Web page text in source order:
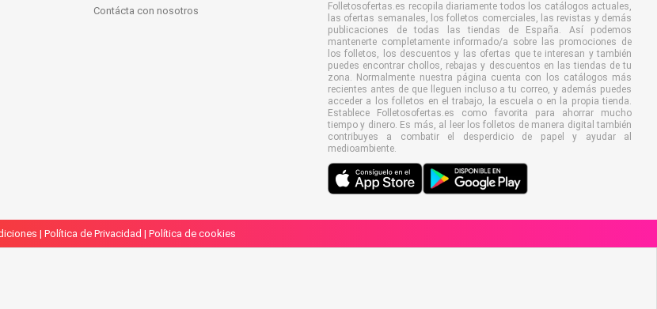
Contácta con nosotros
Folletosofertas.es recopila diariamente todos los catálogos actuales,
las ofertas semanales, los folletos comerciales, las revistas y demás
publicaciones de todas las tiendas de España. Así podemos
mantenerte completamente informado/a sobre las promociones de
los folletos, los descuentos y las ofertas que te interesan y también
puedes encontrar chollos, rebajas y descuentos en las tiendas de tu
zona. Normalmente nuestra página cuenta con los catálogos más
recientes antes de que lleguen incluso a tu correo, y además puedes
acceder a los folletos en el trabajo, la escuela o en la propia tienda.
Establece Folletosofertas.es como favorita para ahorrar mucho
tiempo y dinero. Es más, al leer los folletos de manera digital también
contribuyes a combatir el desperdicio de papel y ayudar al
medioambiente.
| Política de Privacidad | Política de cookies